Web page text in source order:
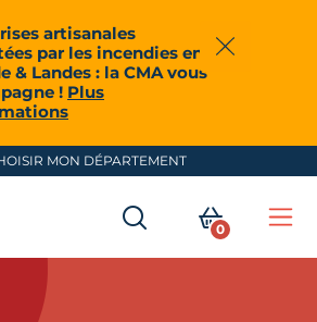
artisanales
par les incendies en
& Landes : la CMA vous
! Plus
Fermer
MON DÉPARTEMENT
RECHERCHER
MON
0